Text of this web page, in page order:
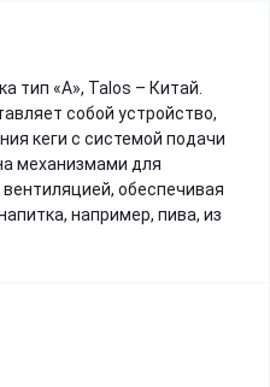
тип «A», Talos – Китай.
собой устройство,
кеги с системой подачи
механизмами для
обеспечивая
например, пива, из